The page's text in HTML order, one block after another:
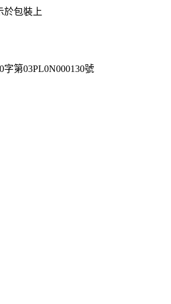
於包裝上
第03PL0N000130號